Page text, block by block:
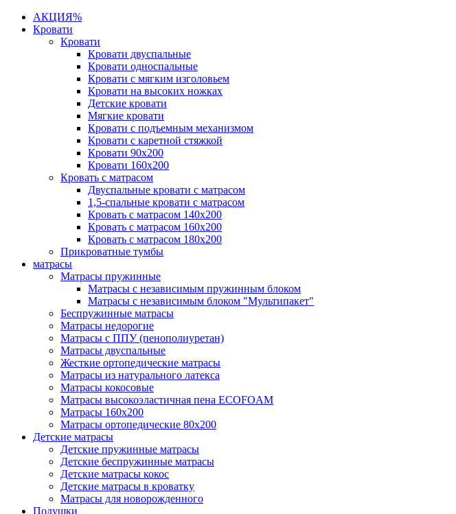
АКЦИЯ%
Кровати
Кровати
Кровати двуспальные
Кровати односпальные
Кровати с мягким изголовьем
Кровати на высоких ножках
Детские кровати
Мягкие кровати
Кровати с подъемным механизмом
Кровати с каретной стяжкой
Кровати 90х200
Кровати 160х200
Кровать с матрасом
Двуспальные кровати с матрасом
1,5-спальные кровати с матрасом
Кровать с матрасом 140х200
Кровать с матрасом 160х200
Кровать с матрасом 180х200
Прикроватные тумбы
матрасы
Матрасы пружинные
Матрасы с независимым пружинным блоком
Матрасы с независимым блоком "Мультипакет"
Беспружинные матрасы
Матрасы недорогие
Матрасы с ППУ (пенополиуретан)
Матрасы двуспальные
Жесткие ортопедические матрасы
Матрасы из натурального латекса
Матрасы кокосовые
Матрасы высокоэластичная пена ECOFOAM
Матрасы 160х200
Матрасы ортопедические 80х200
Детские матрасы
Детские пружинные матрасы
Детские беспружинные матрасы
Детские матрасы кокос
Детские матрасы в кроватку
Матрасы для новорожденного
Подушки